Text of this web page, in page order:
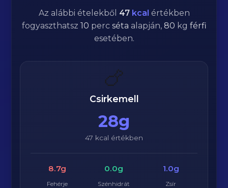
Az alábbi ételekből 47kcal értékben
fogyaszthatsz 10 perc séta alapján, 80 kg férfi
esetében.
🍗
Csirkemell
28g
47 kcal értékben
8.7g
Fehérje
0.0g
Szénhidrát
1.0g
Zsír